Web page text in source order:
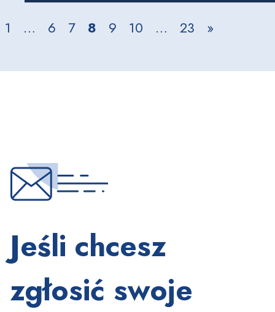
1 … 6 7 8 9 10 … 23 »
Jeśli chcesz
zgłosić swoje